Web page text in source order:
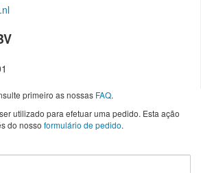
primeiro as nossas FAQ.
utilizado para efetuar uma pedido. Esta ação
do nosso formulário de pedido.